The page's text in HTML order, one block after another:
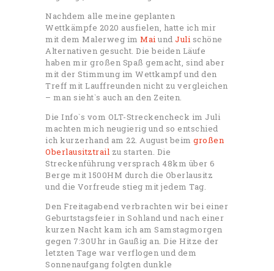
Nachdem alle meine geplanten
Wettkämpfe 2020 ausfielen, hatte ich mir
mit dem Malerweg im Mai und Juli schöne
Alternativen gesucht. Die beiden Läufe
haben mir großen Spaß gemacht, sind aber
mit der Stimmung im Wettkampf und den
Treff mit Lauffreunden nicht zu vergleichen
– man sieht`s auch an den Zeiten.
Die Info`s vom OLT-Streckencheck im Juli
machten mich neugierig und so entschied
ich kurzerhand am 22. August beim großen
Oberlausitztrail zu starten. Die
Streckenführung versprach 48km über 6
Berge mit 1500HM durch die Oberlausitz
und die Vorfreude stieg mit jedem Tag.
Den Freitagabend verbrachten wir bei einer
Geburtstagsfeier in Sohland und nach einer
kurzen Nacht kam ich am Samstagmorgen
gegen 7:30Uhr in Gaußig an. Die Hitze der
letzten Tage war verflogen und dem
Sonnenaufgang folgten dunkle